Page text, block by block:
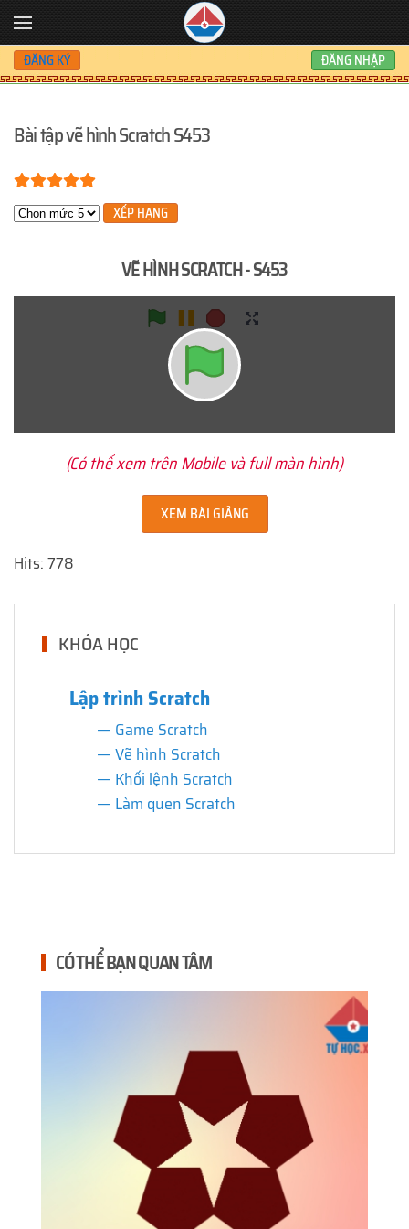
Skip to main content
ĐĂNG KÝ ĐĂNG NHẬP
Bài tập vẽ hình Scratch S453
Bạn đánh giá:
Xin hãy xếp hạng
VẼ HÌNH SCRATCH - S453
(Có thể xem trên Mobile và full màn hình)
XEM BÀI GIẢNG
Hits: 778
KHÓA HỌC
Lập trình Scratch
Game Scratch
Vẽ hình Scratch
Khối lệnh Scratch
Làm quen Scratch
CÓ THỂ BẠN QUAN TÂM